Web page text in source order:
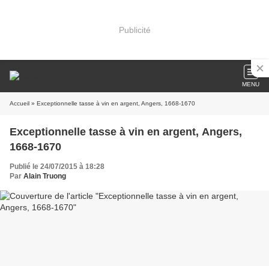
Publicité
MENU
Accueil » Exceptionnelle tasse à vin en argent, Angers, 1668-1670
Exceptionnelle tasse à vin en argent, Angers,
1668-1670
Publié le 24/07/2015 à 18:28
Par Alain Truong